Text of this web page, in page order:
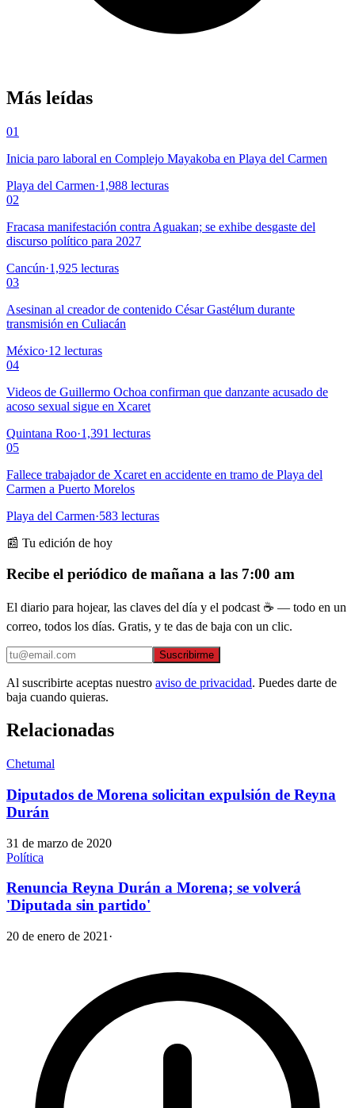
Más leídas
01
Inicia paro laboral en Complejo Mayakoba en Playa del Carmen
Playa del Carmen·1,988 lecturas
02
Fracasa manifestación contra Aguakan; se exhibe desgaste del
discurso político para 2027
Cancún·1,925 lecturas
03
Asesinan al creador de contenido César Gastélum durante
transmisión en Culiacán
México·12 lecturas
04
Videos de Guillermo Ochoa confirman que danzante acusado de
acoso sexual sigue en Xcaret
Quintana Roo·1,391 lecturas
05
Fallece trabajador de Xcaret en accidente en tramo de Playa del
Carmen a Puerto Morelos
Playa del Carmen·583 lecturas
📰 Tu edición de hoy
Recibe el periódico de mañana a las 7:00 am
El diario para hojear, las claves del día y el podcast ☕ — todo en un
correo, todos los días. Gratis, y te das de baja con un clic.
Suscribirme
Al suscribirte aceptas nuestro aviso de privacidad. Puedes darte de
baja cuando quieras.
Relacionadas
Chetumal
Diputados de Morena solicitan expulsión de Reyna
Durán
31 de marzo de 2020
Política
Renuncia Reyna Durán a Morena; se volverá
'Diputada sin partido'
20 de enero de 2021 ·